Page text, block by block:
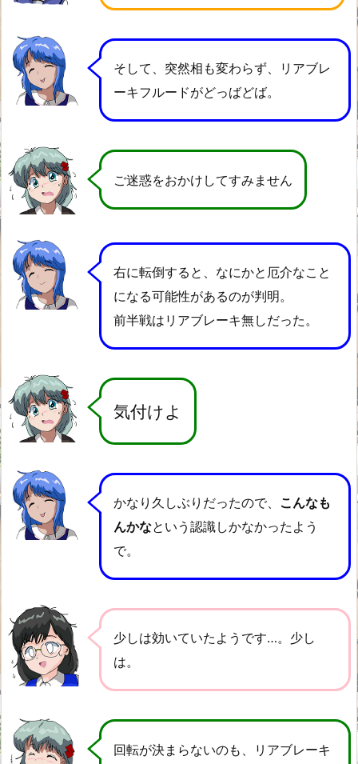
そして、突然相も変わらず、リアブレ
ーキフルードがどっばどば。
ご迷惑をおかけしてすみません
右に転倒すると、なにかと厄介なこと
になる可能性があるのが判明。
前半戦はリアブレーキ無しだった。
気付けよ
かなり久しぶりだったので、 こんなも
んかなという認識しかなかったよう
で。
少しは効いていたようです…。少し
は。
回転が決まらないのも、リアブレーキ